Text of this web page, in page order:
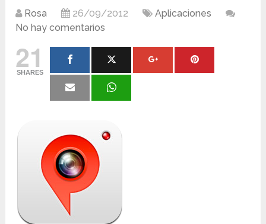
Rosa 26/09/2012
Aplicaciones
No hay comentarios
21
SHARES